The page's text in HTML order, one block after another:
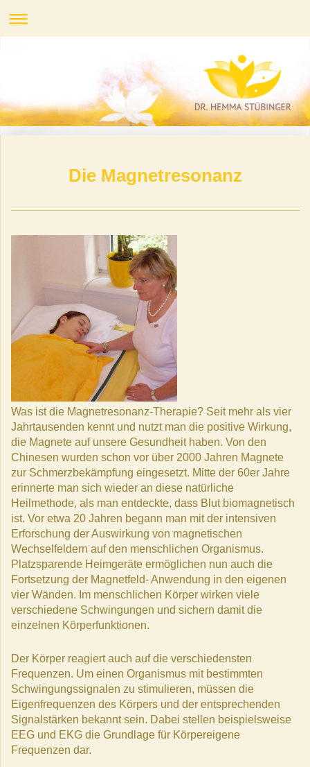
Die Magnetresonanz
Was ist die Magnetresonanz-Therapie? Seit mehr als vier
Jahrtausenden kennt und nutzt man die positive Wirkung,
die Magnete auf unsere Gesundheit haben. Von den
Chinesen wurden schon vor über 2000 Jahren Magnete
zur Schmerzbekämpfung eingesetzt. Mitte der 60er Jahre
erinnerte man sich wieder an diese natürliche
Heilmethode, als man entdeckte, dass Blut biomagnetisch
ist. Vor etwa 20 Jahren begann man mit der intensiven
Erforschung der Auswirkung von magnetischen
Wechselfeldern auf den menschlichen Organismus.
Platzsparende Heimgeräte ermöglichen nun auch die
Fortsetzung der Magnetfeld- Anwendung in den eigenen
vier Wänden. Im menschlichen Körper wirken viele
verschiedene Schwingungen und sichern damit die
einzelnen Körperfunktionen.
Der Körper reagiert auch auf die verschiedensten
Frequenzen. Um einen Organismus mit bestimmten
Schwingungssignalen zu stimulieren, müssen die
Eigenfrequenzen des Körpers und der entsprechenden
Signalstärken bekannt sein. Dabei stellen beispielsweise
EEG und EKG die Grundlage für Körpereigene
Frequenzen dar.